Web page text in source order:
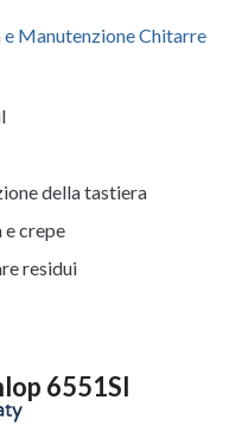
Manutenzione Chitarre
della tastiera
e crepe
residui
6551SI